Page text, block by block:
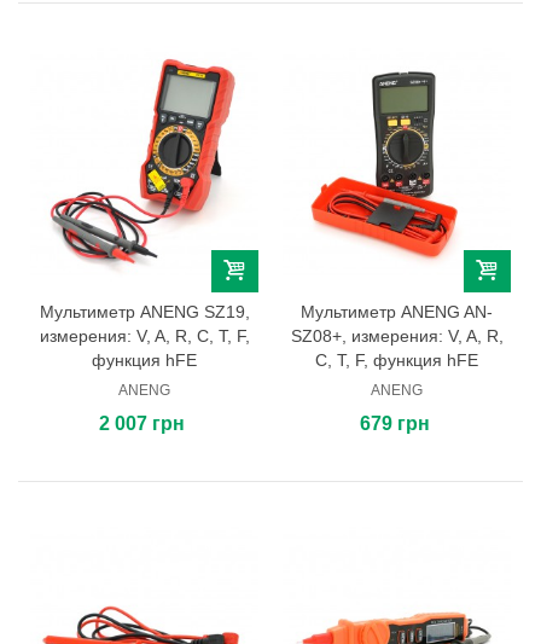
Мультиметр ANENG SZ19,
измерения: V, A, R, C, T, F,
функция hFE
ANENG
2 007 грн
Мультиметр ANENG AN-
SZ08+, измерения: V, A, R,
C, T, F, функция hFE
ANENG
679 грн